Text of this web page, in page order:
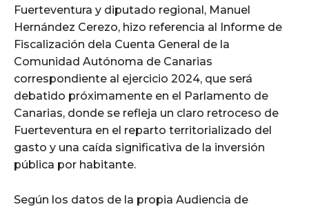
Fuerteventura y diputado regional, Manuel
Hernández Cerezo, hizo referencia al Informe de
Fiscalización dela Cuenta General de la
Comunidad Autónoma de Canarias
correspondiente al ejercicio 2024, que será
debatido próximamente en el Parlamento de
Canarias, donde se refleja un claro retroceso de
Fuerteventura en el reparto territorializado del
gasto y una caída significativa de la inversión
pública por habitante.
Según los datos de la propia Audiencia de